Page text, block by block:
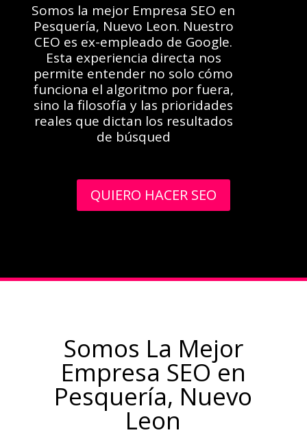
Somos la mejor Empresa SEO en
Pesquería, Nuevo Leon. Nuestro
CEO es ex-empleado de Google.
Esta experiencia directa nos
permite entender no solo cómo
funciona el algoritmo por fuera,
sino la filosofía y las prioridades
reales que dictan los resultados
de búsqued
QUIERO HACER SEO
Somos La Mejor
Empresa SEO en
Pesquería, Nuevo
Leon